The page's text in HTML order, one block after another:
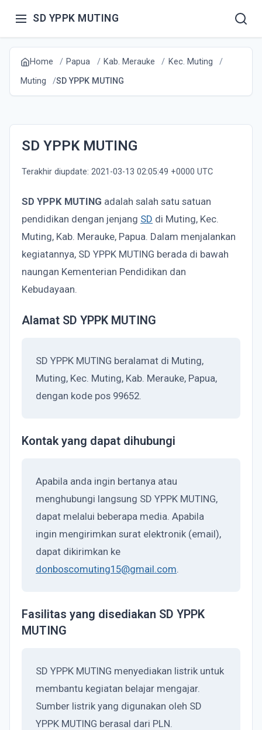
SD YPPK MUTING
Home Papua Kab. Merauke
Kec. Muting
Muting
SD YPPK MUTING
SD YPPK MUTING
Terakhir diupdate: 2021-03-13 02:05:49 +0000 UTC
SD YPPK MUTING adalah salah satu satuan
pendidikan dengan jenjang SD di Muting, Kec.
Muting, Kab. Merauke, Papua. Dalam menjalankan
kegiatannya, SD YPPK MUTING berada di bawah
naungan Kementerian Pendidikan dan
Kebudayaan.
Alamat SD YPPK MUTING
SD YPPK MUTING beralamat di Muting,
Muting, Kec. Muting, Kab. Merauke, Papua,
dengan kode pos 99652.
Kontak yang dapat dihubungi
Apabila anda ingin bertanya atau
menghubungi langsung SD YPPK MUTING,
dapat melalui beberapa media. Apabila
ingin mengirimkan surat elektronik (email),
dapat dikirimkan ke
donboscomuting15@gmail.com.
Fasilitas yang disediakan SD YPPK
MUTING
SD YPPK MUTING menyediakan listrik untuk
membantu kegiatan belajar mengajar.
Sumber listrik yang digunakan oleh SD
YPPK MUTING berasal dari PLN.